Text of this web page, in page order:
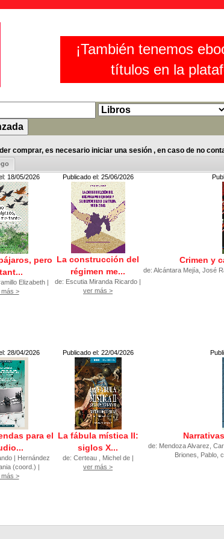
¡También tenemos
títulos en la
comprar, es necesario iniciar una sesión , en caso de no
18/05/2026
pero
Elizabeth |
>
Publicado el: 25/06/2026
La construcción del
régimen me...
de: Escutia Miranda Ricardo |
ver más >
Crimen y
de: Alcántara Mejía, José
28/04/2026
para el
| Hernández
(coord.) |
>
Publicado el: 22/04/2026
La fábula mística II:
siglos X...
de: Certeau , Michel de |
ver más >
de: Mendoza Alvarez,
Briones, Pablo,